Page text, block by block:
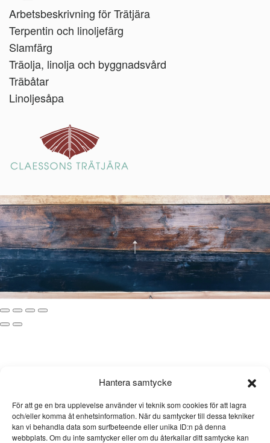
Hantera samtycke
För att ge en bra upplevelse använder vi teknik som cookies för att lagra
och/eller komma åt enhetsinformation. När du samtycker till dessa tekniker
kan vi behandla data som surfbeteende eller unika ID:n på denna
webbplats. Om du inte samtycker eller om du återkallar ditt samtycke kan
Arbetsbeskrivning för Trätjära
Terpentin och linoljefärg
Slamfärg
Träolja, linolja och byggnadsvård
Träbåtar
Linoljesåpa